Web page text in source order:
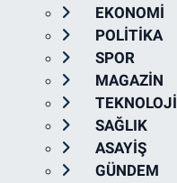
EKONOMİ
POLİTİKA
SPOR
MAGAZİN
TEKNOLOJİ
SAĞLIK
ASAYİŞ
GÜNDEM